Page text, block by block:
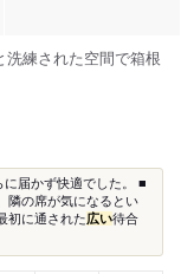
練された空間で箱根
届かず快適でした。 ■
隣の席が気になるとい
初に通された広い待合